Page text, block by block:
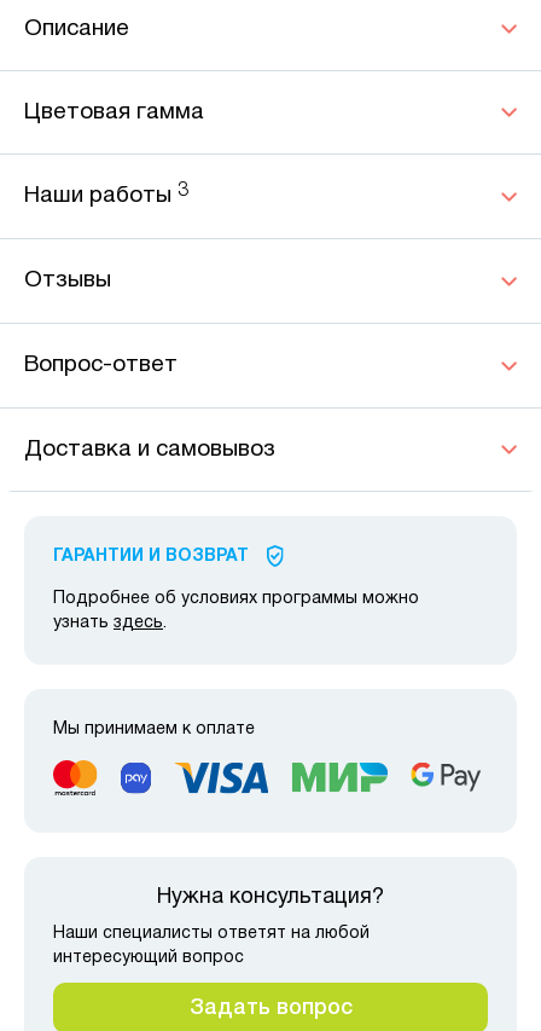
Описание
Цветовая гамма
Наши работы 3
Отзывы
Вопрос-ответ
Доставка и самовывоз
ГАРАНТИИ И ВОЗВРАТ
Подробнее об условиях программы можно
узнать здесь.
Мы принимаем к оплате
Нужна консультация?
Наши специалисты ответят на любой
интересующий вопрос
Задать вопрос